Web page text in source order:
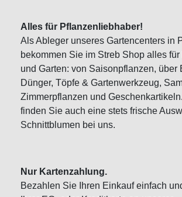
Alles für Pflanzenliebhaber!
Als Ableger unseres Gartencenters in
bekommen Sie im Streb Shop alles
und Garten: von Saisonpflanzen, über
Dünger, Töpfe & Gartenwerkzeug,
Zimmerpflanzen und
finden Sie auch eine stets frische
Schnittblumen bei uns.
Nur Kartenzahlung.
Bezahlen Sie Ihren Einkauf einfach